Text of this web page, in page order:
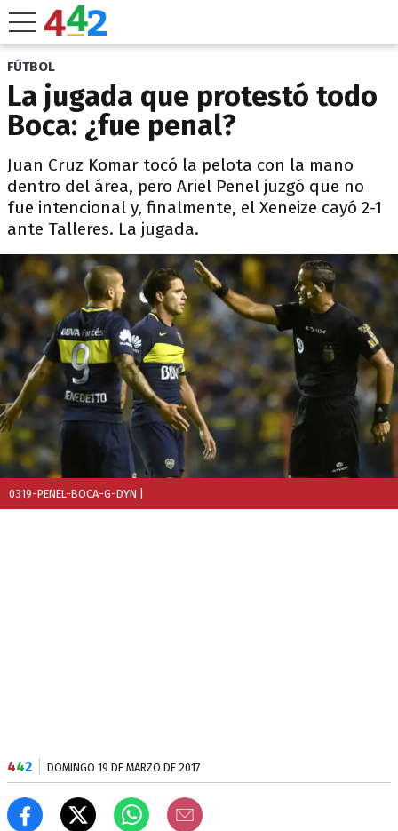
FÚTBOL
La jugada que protestó todo
Boca: ¿fue penal?
Juan Cruz Komar tocó la pelota con la mano
dentro del área, pero Ariel Penel juzgó que no
fue intencional y, finalmente, el Xeneize cayó 2-1
ante Talleres. La jugada.
0319-PENEL-BOCA-G-DYN
442 DOMINGO 19 DE MARZO DE 2017